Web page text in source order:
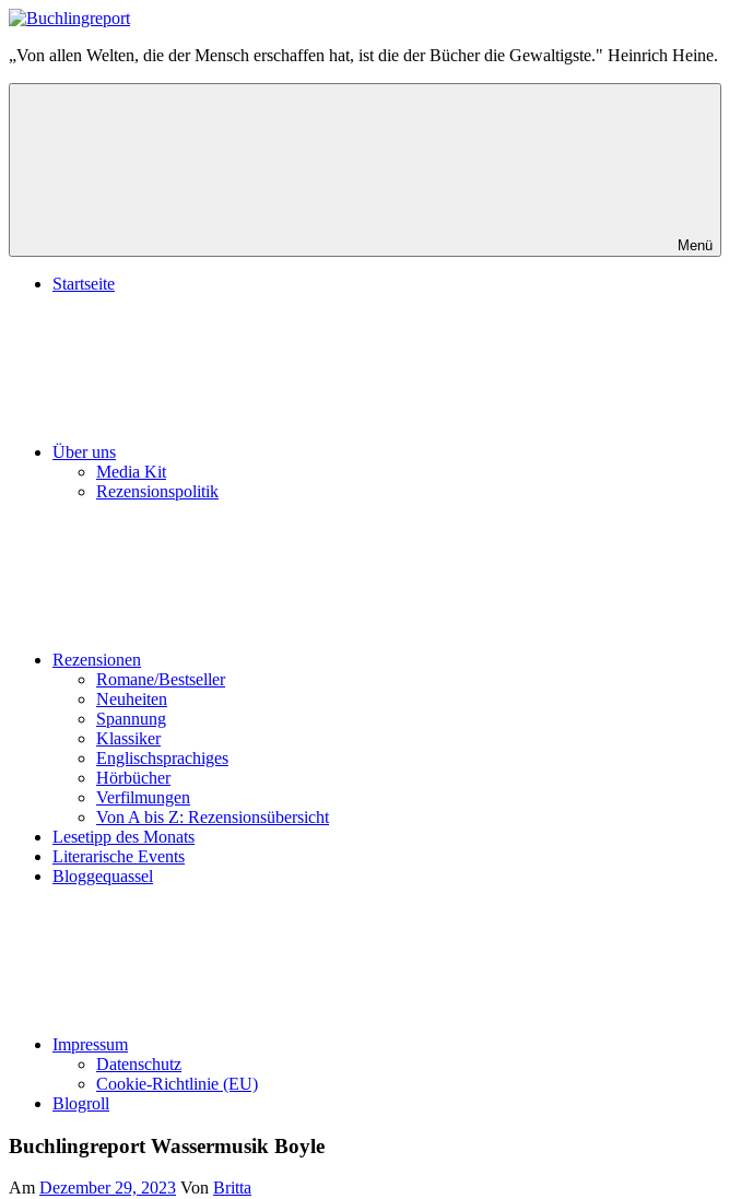
Zum
springen
Buchlingreport
„Von allen Welten, die der Mensch erschaffen hat, ist die der Bücher die Gewaltigste." Heinrich Heine.
Menü
Startseite
Über uns
Media Kit
Rezensionspolitik
Rezensionen
Romane/Bestseller
Neuheiten
Spannung
Klassiker
Englischsprachiges
Hörbücher
Verfilmungen
Von A bis Z: Rezensionsübersicht
Lesetipp des Monats
Literarische Events
Bloggequassel
Impressum
Datenschutz
Cookie-Richtlinie (EU)
Blogroll
Buchlingreport Wassermusik Boyle
Am Dezember 29, 2023 Von Britta